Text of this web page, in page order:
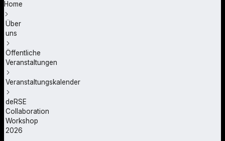
Home
Über
uns
Öffentliche
Veranstaltungen
Veranstaltungskalender
deRSE
Collaboration
Workshop
2026